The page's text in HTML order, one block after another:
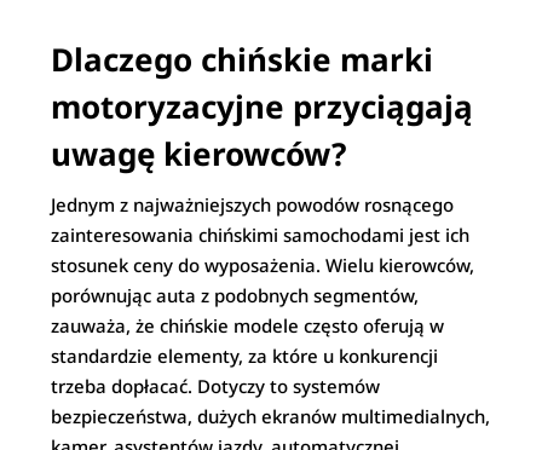
Dlaczego chińskie marki
motoryzacyjne przyciągają
uwagę kierowców?
Jednym z najważniejszych powodów rosnącego
zainteresowania chińskimi samochodami jest ich
stosunek ceny do wyposażenia. Wielu kierowców,
porównując auta z podobnych segmentów,
zauważa, że chińskie modele często oferują w
standardzie elementy, za które u konkurencji
trzeba dopłacać. Dotyczy to systemów
bezpieczeństwa, dużych ekranów multimedialnych,